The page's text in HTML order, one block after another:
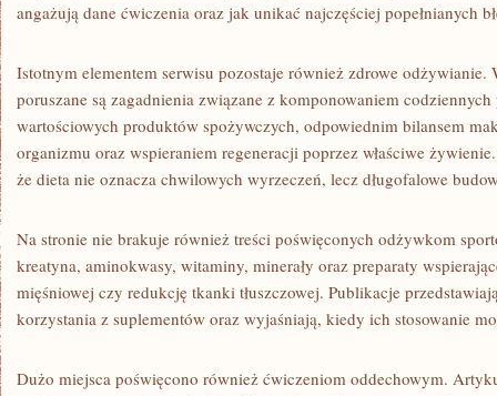
angażują dane ćwiczenia oraz jak unikać najczęściej popełnianych
Istotnym elementem serwisu pozostaje również zdrowe odżywianie.
poruszane są zagadnienia związane z komponowaniem
wartościowych produktów spożywczych, odpowiednim bilansem
organizmu oraz wspieraniem regeneracji poprzez właściwe
że dieta nie oznacza chwilowych wyrzeczeń, lecz długofalowe
Na stronie nie brakuje również treści poświęconych odżywkom
kreatyna, aminokwasy, witaminy, minerały oraz preparaty
mięśniowej czy redukcję tkanki tłuszczowej. Publikacje
korzystania z suplementów oraz wyjaśniają, kiedy ich stosowanie
Dużo miejsca poświęcono również ćwiczeniom oddechowym.